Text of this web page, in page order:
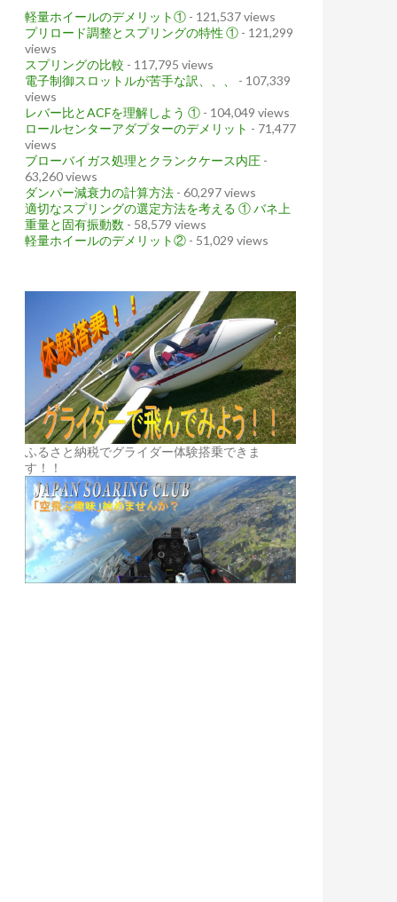
軽量ホイールのデメリット① - 121,537 views
プリロード調整とスプリングの特性 ① - 121,299
views
スプリングの比較 - 117,795 views
電子制御スロットルが苦手な訳、、、
- 107,339
views
レバー比とACFを理解しよう ① - 104,049 views
ロールセンターアダプターのデメリット - 71,477
views
ブローバイガス処理とクランクケース内圧 -
63,260 views
ダンパー減衰力の計算方法 - 60,297 views
適切なスプリングの選定方法を考える ① バネ上
重量と固有振動数 - 58,579 views
軽量ホイールのデメリット② - 51,029 views
ふるさと納税でグライダー体験搭乗できま
す！！